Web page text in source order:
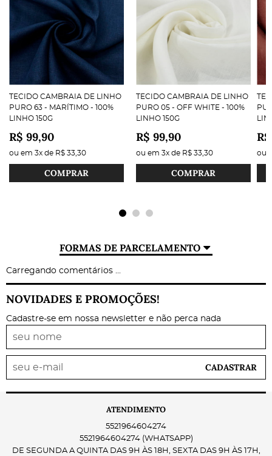
TECIDO CAMBRAIA DE LINHO
PURO 63 - MARÍTIMO - 100%
LINHO 150G
R$ 99,90
ou em 3x de R$ 33,30
COMPRAR
TECIDO CAMBRAIA DE LINHO
PURO 05 - OFF WHITE - 100%
LINHO 150G
R$ 99,90
ou em 3x de R$ 33,30
COMPRAR
ou
FORMAS DE PARCELAMENTO
Carregando comentários ...
NOVIDADES E PROMOÇÕES!
Cadastre-se em nossa newsletter e não perca nada
CADASTRAR
ATENDIMENTO
5521964604274
5521964604274 (WHATSAPP)
DE SEGUNDA A QUINTA DAS 9H ÀS 18H, SEXTA DAS 9H ÀS 17H,